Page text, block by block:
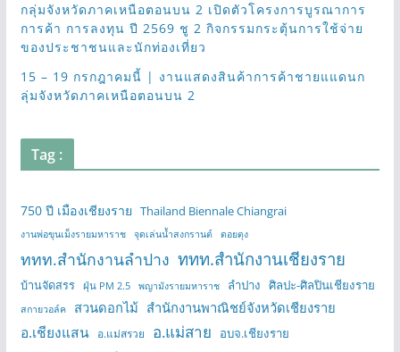
กลุ่มจังหวัดภาคเหนือตอนบน 2 เปิดตัวโครงการบูรณาการ
การค้า การลงทุน ปี 2569 ชู 2 กิจกรรมกระตุ้นการใช้จ่าย
ของประชาชนและนักท่องเที่ยว
15 – 19 กรกฎาคมนี้ | งานแสดงสินค้าการค้าชายแแดนก
ลุ่มจังหวัดภาคเหนือตอนบน 2
Tag :
750 ปี เมืองเชียงราย Thailand Biennale Chiangrai
งานพ่อขุนเม็งรายมหาราช จุดเล่นน้ำสงกรานต์ ดอยตุง
ททท.สำนักงานลำปาง ททท.สำนักงานเชียงราย
บ้านจัดสรร ฝุ่น PM 2.5 พญามังรายมหาราช ลำปาง ศิลปะ-ศิลปินเชียงราย
สกายวอล์ค สวนดอกไม้ สำนักงานพาณิชย์จังหวัดเชียงราย
อ.เชียงแสน อ.แม่สรวย อ.แม่สาย อบจ.เชียงราย